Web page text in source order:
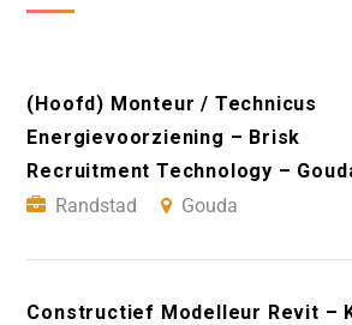
(Hoofd) Monteur / Technicus
Energievoorziening – Brisk
Recruitment Technology –
Randstad
Gouda
Constructief Modelleur Revit –